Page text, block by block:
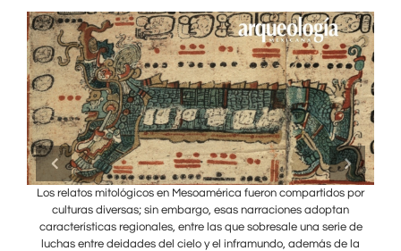
Los relatos mitológicos en Mesoamérica fueron compartidos por
culturas diversas; sin embargo, esas narraciones adoptan
características regionales, entre las que sobresale una serie de
luchas entre deidades del cielo y el inframundo, además de la